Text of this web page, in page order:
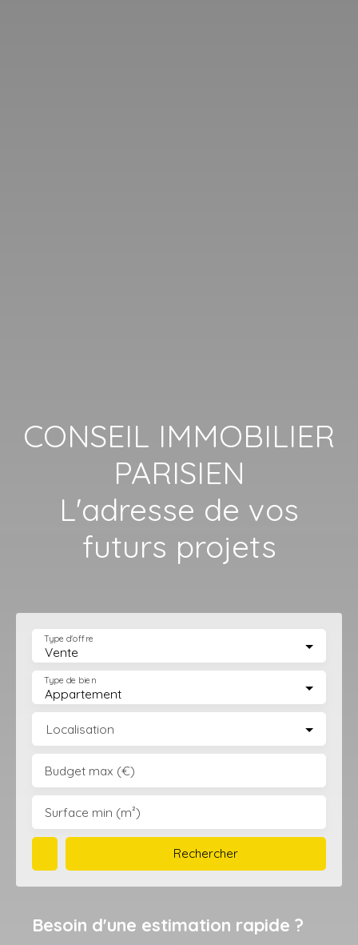
CONSEIL IMMOBILIER
PARISIEN
L'adresse de vos
futurs projets
Vente
Type d'offre
Appartement
Type de bien
Localisation
Budget max (€)
Surface min (m²)
Rechercher
Besoin d'une estimation rapide ?